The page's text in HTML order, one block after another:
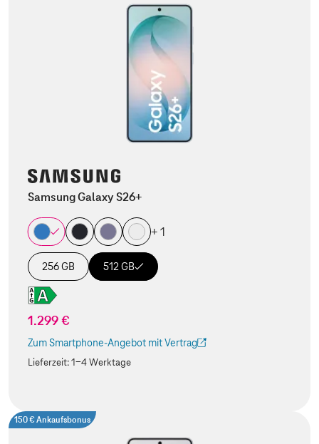
Samsung Galaxy S26+
+ 1
256 GB 512 GB
1.299 €
Zum Smartphone-Angebot mit Vertrag
(Der Link wird in einem neuen Tab geöffnet)
Lieferzeit:1-4 Werktage
150 € Ankaufsbonus